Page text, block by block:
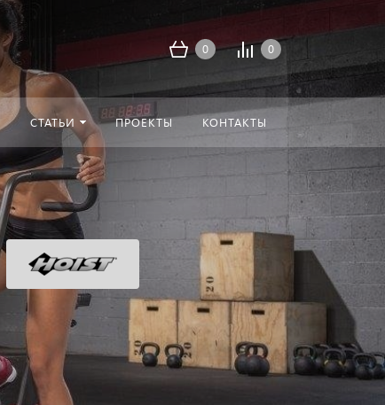
0 0
СТАТЬИ ПРОЕКТЫ КОНТАКТЫ